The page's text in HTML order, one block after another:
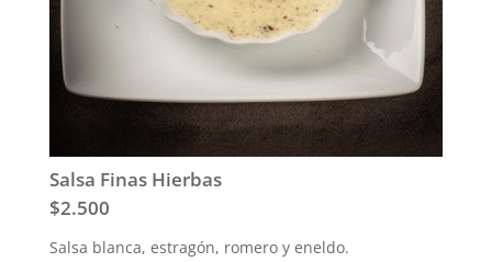
Salsa Finas Hierbas
$2.500
Salsa blanca, estragón, romero y eneldo.